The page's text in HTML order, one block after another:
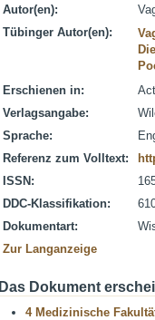
Autor(en):
Tübinger Autor(en):
Erschienen in:
Verlagsangabe:
Sprache:
Referenz zum Volltext:
ISSN:
DDC-Klassifikation:
Dokumentart:
Zur Langanzeige
Das Dokument
4 Medizinische